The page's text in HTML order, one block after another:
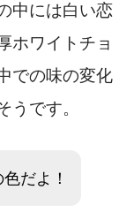
中には白い恋
ホワイトチョ
での味の変化
うです。
だよ！